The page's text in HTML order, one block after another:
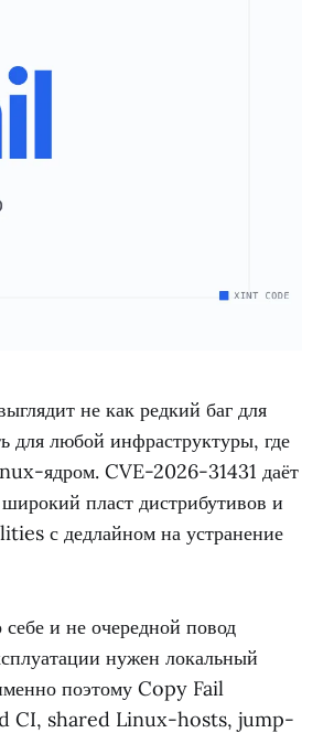
не как редкий баг для
для любой инфраструктуры, где
ядром. CVE-2026-31431 даёт
широкий пласт дистрибутивов и
с дедлайном на устранение
и не очередной повод
нужен локальный
поэтому Copy Fail
CI, shared Linux-hosts, jump-